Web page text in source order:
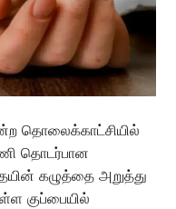
தொலைக்காட்சியில்
தொடர்பான
கழுத்தை அறுத்து
குப்பையில்